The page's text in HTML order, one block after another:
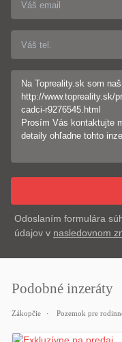
Odoslaním formulára
údajov v nasledovnom
Podobné inzeráty
Zákopčie Pozemok pre